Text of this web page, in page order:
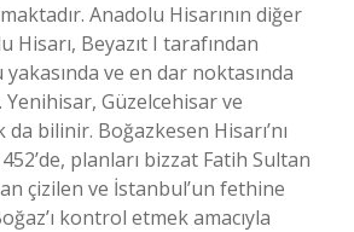
Anadolu Hisarının diğer
Hisarı, Beyazıt I tarafından
yakasında ve en dar noktasında
Yenihisar, Güzelcehisar ve
bilinir. Boğazkesen Hisarı’nı
planları bizzat Fatih Sultan
çizilen ve İstanbul’un fethine
kontrol etmek amacıyla